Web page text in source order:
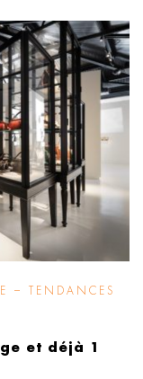
– TENDANCES
et déjà 1